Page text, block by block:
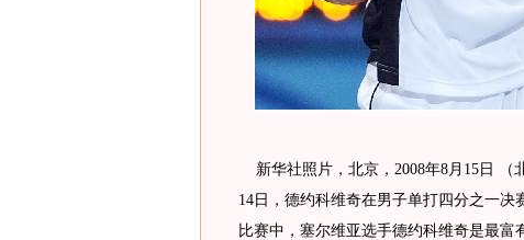
新华社照片，北京，2008年8月15日
14日，德约科维奇在男子单打四分之一
比赛中，塞尔维亚选手德约科维奇是最